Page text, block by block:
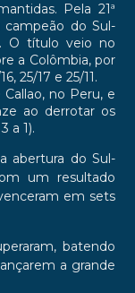
Pela 21ª
do Sul-
O título veio no
a Colômbia, por
25/17 e 25/11.
no Peru, e
ao derrotar os
a 1).
abertura do Sul-
um resultado
em sets
batendo
a grande